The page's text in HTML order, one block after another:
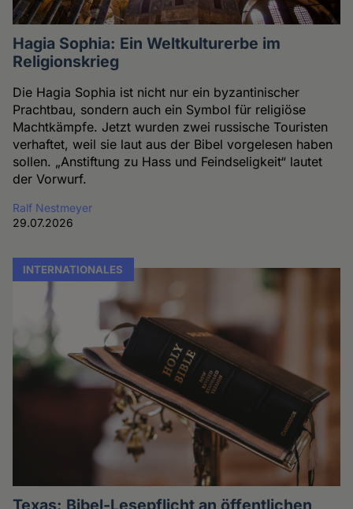
Hagia Sophia: Ein Weltkulturerbe im
Religionskrieg
Die Hagia Sophia ist nicht nur ein byzantinischer
Prachtbau, sondern auch ein Symbol für religiöse
Machtkämpfe. Jetzt wurden zwei russische Touristen
verhaftet, weil sie laut aus der Bibel vorgelesen haben
sollen. „Anstiftung zu Hass und Feindseligkeit“ lautet
der Vorwurf.
Ralf Nestmeyer
29.07.2026
INTERNATIONALES
Texas: Bibel-Lesepflicht an öffentlichen